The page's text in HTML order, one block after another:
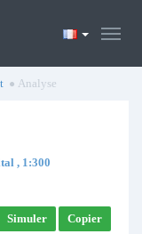
Analyse
, 1:300
Simuler Copier